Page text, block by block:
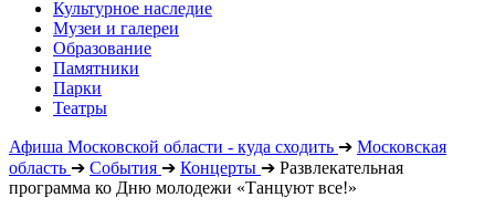
Культурное наследие
Музеи и галереи
Образование
Памятники
Парки
Театры
Афиша Московской области - куда сходить ➔ Московская
область ➔ События ➔ Концерты ➔ Развлекательная
программа ко Дню молодежи «Танцуют все!»